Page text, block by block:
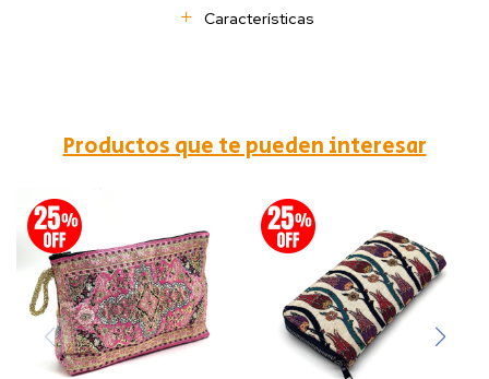
Características
Productos que te pueden interesar